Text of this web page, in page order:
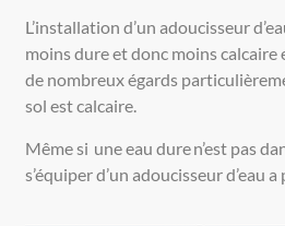
L’installation d’un adoucisseur
moins dure et donc moins calcaire
de nombreux égards
sol est calcaire.
Même si une eau dure n’est pas
s’équiper d’un adoucisseur d’eau